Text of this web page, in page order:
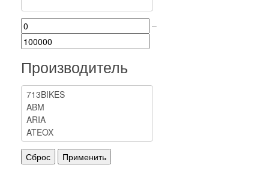
–
Производитель